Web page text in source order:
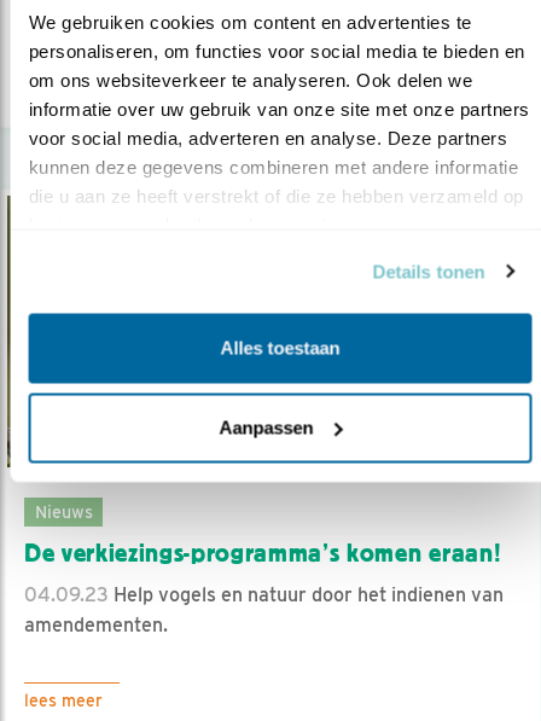
We gebruiken cookies om content en advertenties te
personaliseren, om functies voor social media te bieden en
om ons websiteverkeer te analyseren. Ook delen we
informatie over uw gebruik van onze site met onze partners
voor social media, adverteren en analyse. Deze partners
kunnen deze gegevens combineren met andere informatie
die u aan ze heeft verstrekt of die ze hebben verzameld op
Details tonen
Alles toestaan
Aanpassen
een aardverschuiving in de Neder..
lees meer
Nieuws
De verkiezings-programma’s komen eraan!
04.09.23 Help vogels en natuur door het indienen van
amendementen.
lees meer